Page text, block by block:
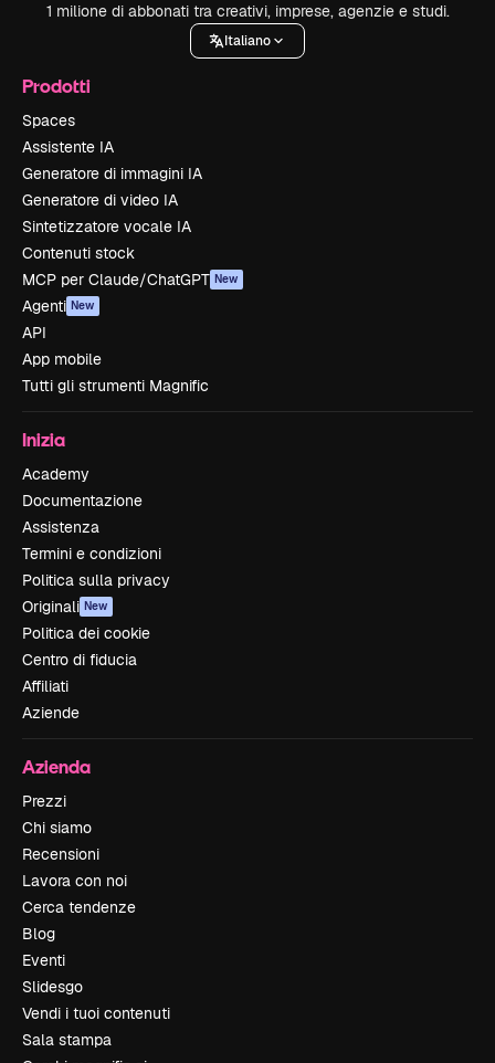
1 milione di abbonati tra creativi, imprese, agenzie e studi.
Italiano
Prodotti
Spaces
Assistente IA
Generatore di immagini IA
Generatore di video IA
Sintetizzatore vocale IA
Contenuti stock
MCP per Claude/ChatGPT New
Agenti New
API
App mobile
Tutti gli strumenti Magnific
Inizia
Academy
Documentazione
Assistenza
Termini e condizioni
Politica sulla privacy
Originali New
Politica dei cookie
Centro di fiducia
Affiliati
Aziende
Azienda
Prezzi
Chi siamo
Recensioni
Lavora con noi
Cerca tendenze
Blog
Eventi
Slidesgo
Vendi i tuoi contenuti
Sala stampa